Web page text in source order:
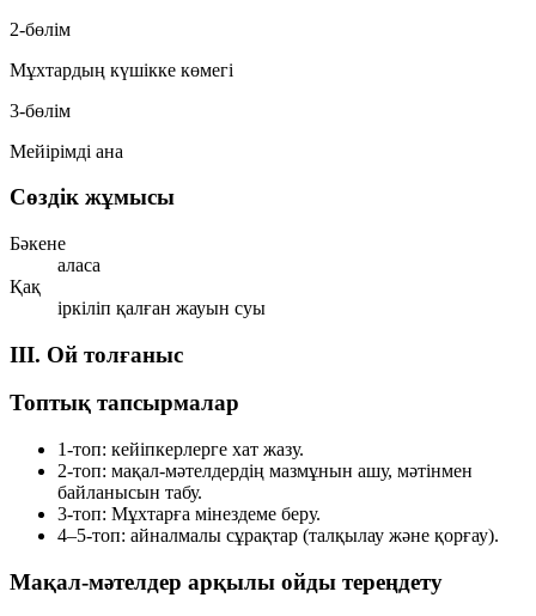
2-бөлім
Мұхтардың күшікке көмегі
3-бөлім
Мейірімді ана
Сөздік жұмысы
Бәкене
аласа
Қақ
іркіліп қалған жауын суы
III. Ой толғаныс
Топтық тапсырмалар
1-топ: кейіпкерлерге хат жазу.
2-топ: мақал-мәтелдердің мазмұнын ашу, мәтінмен
байланысын табу.
3-топ: Мұхтарға мінездеме беру.
4–5-топ: айналмалы сұрақтар (талқылау және қорғау).
Мақал-мәтелдер арқылы ойды тереңдету